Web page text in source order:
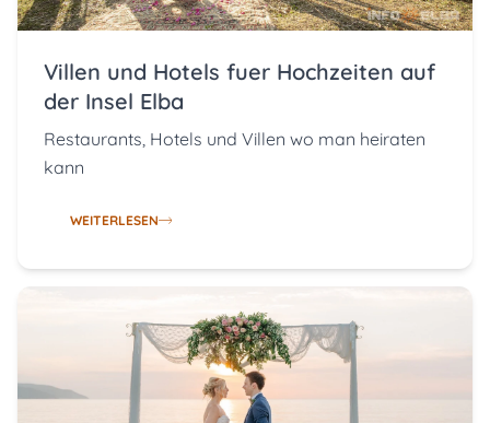
Villen und Hotels fuer Hochzeiten auf
der Insel Elba
Restaurants, Hotels und Villen wo man heiraten
kann
WEITERLESEN